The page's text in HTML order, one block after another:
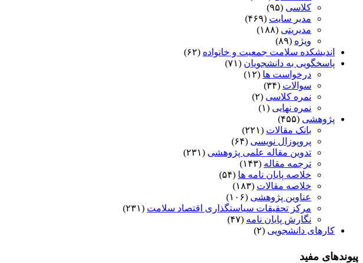
کلاسی (۹۵)
مدیر سایت (۴۶۹)
مدیریتی (۱۸۸)
ویژه (۸۹)
اندیشکده سلامت جمعیت و خانواده (۶۲)
پاسخگویی به دانشجویان (۷۱)
درخواست ها (۱۲)
سوالات (۳۴)
نمره کلاسی (۲)
نمره نهایی (۱)
پژوهشی (۴۵۵)
بانک مقالات (۲۲۱)
پروپوزال نویسی (۶۴)
تدوین مقاله علمی پژوهشی (۲۳۱)
ترجمه مقاله (۱۴۳)
خلاصه پایان نامه ها (۵۴)
خلاصه مقالات (۱۸۳)
عناوین پژوهشی (۱۰۶)
مرکز تحقیقات سیاستگذاری اقتصاد سلامت (۲۳۱)
نگارش پایان نامه (۴۷)
کارهای دانشجویی (۲)
پیوندهای مفید